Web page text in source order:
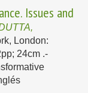
Issues and
London:
24cm .-